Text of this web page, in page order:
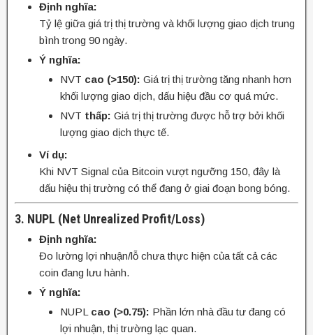
Định nghĩa:
Tỷ lệ giữa giá trị thị trường và khối lượng giao dịch trung
bình trong 90 ngày.
Ý nghĩa:
NVT cao (>150): Giá trị thị trường tăng nhanh hơn
khối lượng giao dịch, dấu hiệu đầu cơ quá mức.
NVT thấp: Giá trị thị trường được hỗ trợ bởi khối
lượng giao dịch thực tế.
Ví dụ:
Khi NVT Signal của Bitcoin vượt ngưỡng 150, đây là
dấu hiệu thị trường có thể đang ở giai đoạn bong bóng.
3. NUPL (Net Unrealized Profit/Loss)
Định nghĩa:
Đo lường lợi nhuận/lỗ chưa thực hiện của tất cả các
coin đang lưu hành.
Ý nghĩa:
NUPL cao (>0.75): Phần lớn nhà đầu tư đang có
lợi nhuận, thị trường lạc quan.